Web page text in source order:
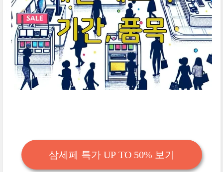
삼세페 특가 UP TO 50% 보기